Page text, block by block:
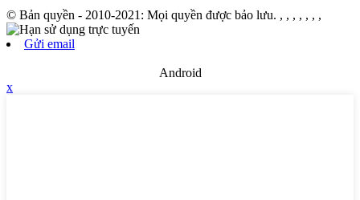
© Bản quyền - 2010-2021: Mọi quyền được bảo lưu. , , , , , , ,
Gửi email
Android
x